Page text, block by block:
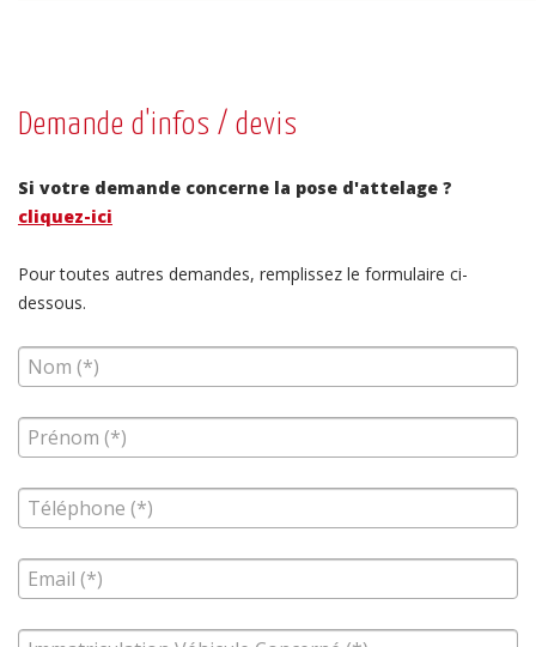
Demande d'infos / devis
Si votre demande concerne la pose d'attelage ?
cliquez-ici
Pour toutes autres demandes, remplissez le formulaire ci-
dessous.